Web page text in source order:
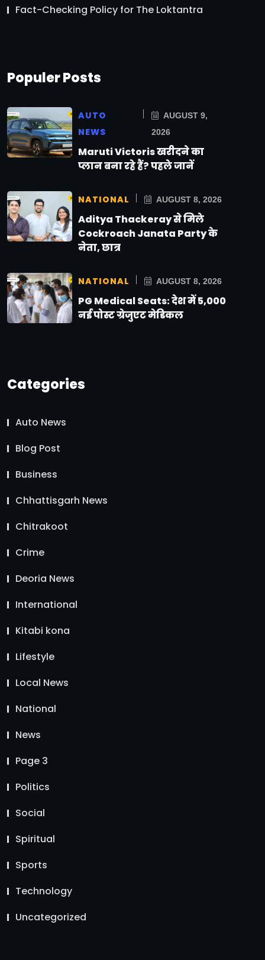
Fact-Checking Policy for The Loktantra
Populer Posts
AUTO
NEWS
AUGUST 9,
2026
Maruti Victoris खरीदने का
प्लान बना रहे हैं? पहले जानें
NATIONAL AUGUST 8, 2026
Aditya Thackeray से मिले
Cockroach Janata Party के
नेता, छात्र
NATIONAL AUGUST 8, 2026
PG Medical Seats: देश में 5,000
नई पोस्ट ग्रेजुएट मेडिकल
Categories
Auto News
Blog Post
Business
Chhattisgarh News
Chitrakoot
Crime
Deoria News
International
Kitabi kona
Lifestyle
Local News
National
News
Page 3
Politics
Social
Spiritual
Sports
Technology
Uncategorized